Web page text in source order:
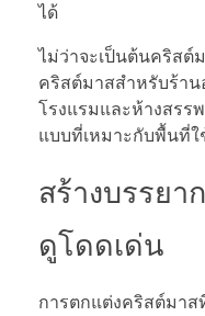
ได้
ไม่ว่าจะเป็นต้นคริสต์
คริสต์มาสสำหรับร้า
โรงแรมและห้างสร
แบบที่เหมาะกับพื้นที่ใ
สร้างบรรยา
ดูโดดเด่น
การตกแต่งคริสต์มาส